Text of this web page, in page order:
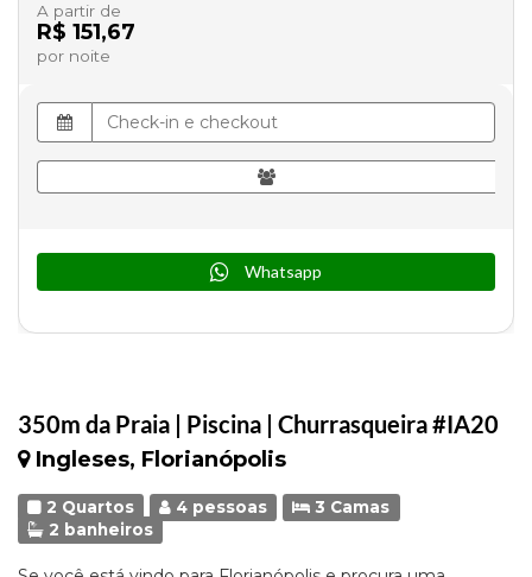
350m da Praia | Piscina | Churrasqueira #IA20
Ingleses, Florianópolis
2 Quartos 4 pessoas
3 Camas
2 banheiros
A partir de
R$ 151,67
por noite
Whatsapp